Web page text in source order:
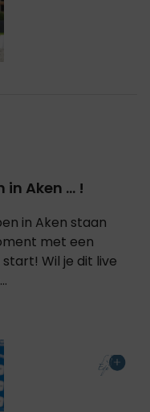
Aken ... !
in Aken staan
met een
Wil je dit live